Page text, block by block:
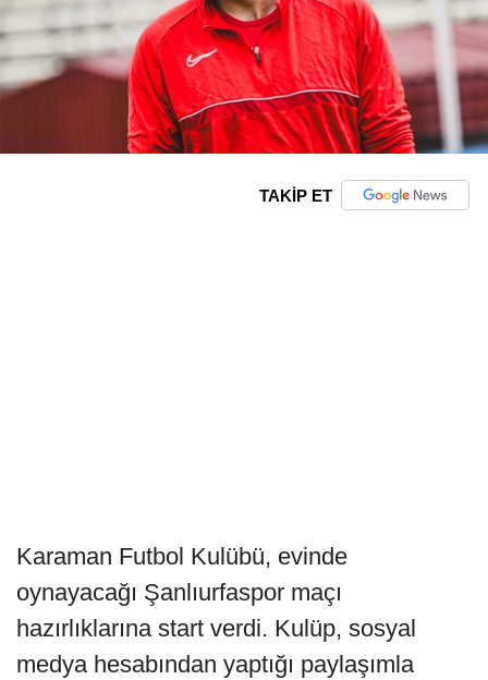
TAKİP ET
Karaman Futbol Kulübü, evinde
oynayacağı Şanlıurfaspor maçı
hazırlıklarına start verdi. Kulüp, sosyal
medya hesabından yaptığı paylaşımla